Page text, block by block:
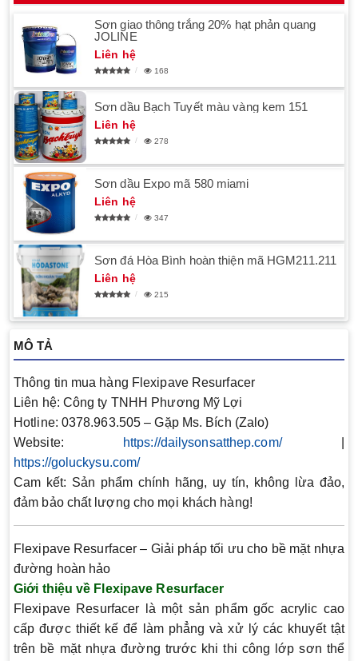
Sơn giao thông trắng 20% hạt phản quang
JOLINE
Liên hệ
168
Sơn dầu Bạch Tuyết màu vàng kem 151
Liên hệ
278
Sơn dầu Expo mã 580 miami
Liên hệ
347
Sơn đá Hòa Bình hoàn thiện mã HGM211.211
Liên hệ
215
MÔ TẢ
Thông tin mua hàng Flexipave Resurfacer
Liên hệ: Công ty TNHH Phương Mỹ Lợi
Hotline: 0378.963.505 – Gặp Ms. Bích (Zalo)
Website:
https://dailysonsatthep.com/|
https://goluckysu.com/
Cam kết: Sản phẩm chính hãng, uy tín, không lừa đảo,
đảm bảo chất lượng cho mọi khách hàng!
Flexipave Resurfacer – Giải pháp tối ưu cho bề mặt nhựa
đường hoàn hảo
Giới thiệu về Flexipave Resurfacer
Flexipave Resurfacer là một sản phẩm gốc acrylic cao
cấp được thiết kế để làm phẳng và xử lý các khuyết tật
trên bề mặt nhựa đường trước khi thi công lớp sơn thể